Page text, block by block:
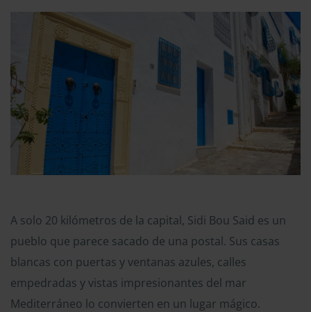
A solo 20 kilómetros de la capital, Sidi Bou Said es un
pueblo que parece sacado de una postal. Sus casas
blancas con puertas y ventanas azules, calles
empedradas y vistas impresionantes del mar
Mediterráneo lo convierten en un lugar mágico.